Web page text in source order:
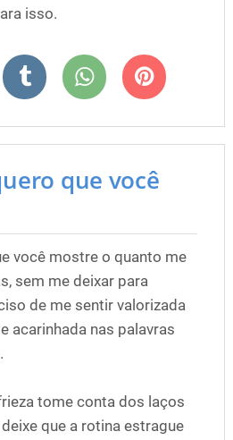
isso.
que você
você mostre o quanto me
sem me deixar para
de me sentir valorizada
acarinhada nas palavras
tome conta dos laços
que a rotina estrague